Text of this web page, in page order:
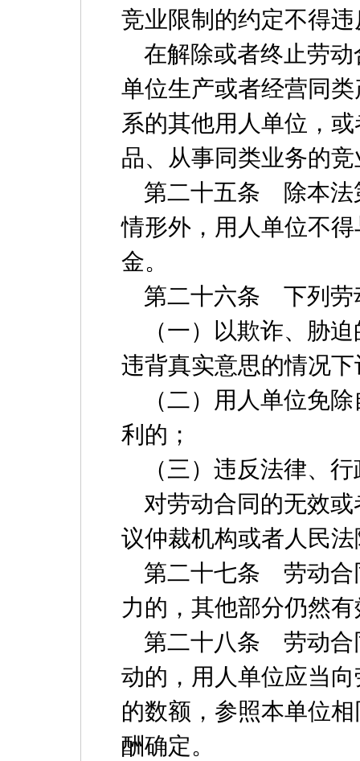
竞业限制的约定不得
在解除或者终止劳动
单位生产或者经营同
系的其他用人单位，
品、从事同类业务的
第二十五条 除本法
情形外，用人单位不
金。
第二十六条 下列劳
（一）以欺诈、胁迫
违背真实意思的情况
（二）用人单位免除
利的；
（三）违反法律、行
对劳动合同的无效或
议仲裁机构或者人民
第二十七条 劳动合
力的，其他部分仍然有
第二十八条 劳动合
动的，用人单位应当
的数额，参照本单位
酬确定。